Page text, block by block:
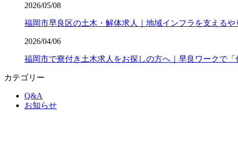
2026/05/08
福岡市早良区の土木・解体求人｜地域インフラを支えるや
2026/04/06
福岡市で寮付き土木求人をお探しの方へ｜早良ワークで「
カテゴリー
Q&A
お知らせ